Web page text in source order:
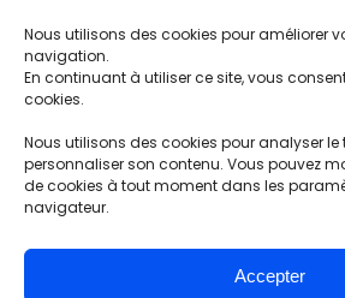
Nous utilisons des cookies pour améliorer
navigation.
En continuant à utiliser ce site, vous
cookies.
Nous utilisons des cookies pour analyser le
personnaliser son contenu. Vous pouvez
de cookies à tout moment dans les
navigateur.
Accepter
Stratégie et identité de marque
Identité visuelle
Digital
Édition
Solutions évènementielles